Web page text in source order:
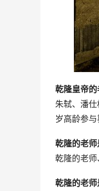
乾隆皇帝
朱轼、潘
岁高龄参
乾隆的老师
乾隆的老
乾隆的老师